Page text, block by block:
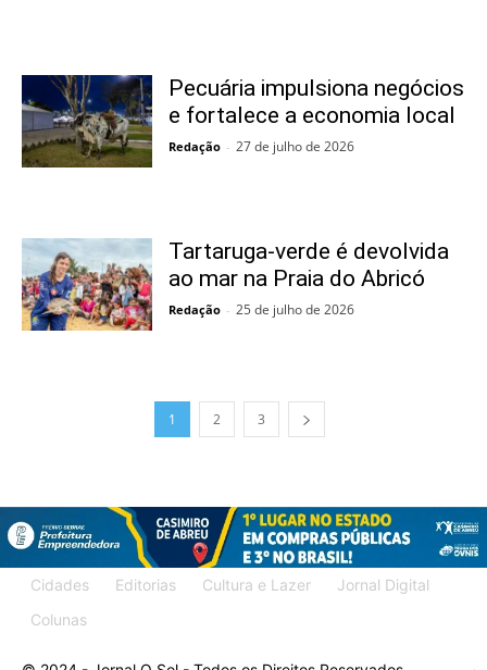
Pecuária impulsiona negócios
e fortalece a economia local
Redação - 27 de julho de 2026
Tartaruga-verde é devolvida
ao mar na Praia do Abricó
Redação - 25 de julho de 2026
1 2 3
Cidades Editorias Cultura e Lazer
Jornal Digital
Colunas